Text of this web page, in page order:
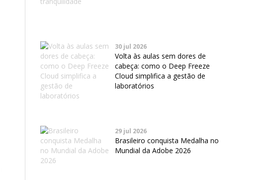
30 jul 2026
Volta às aulas sem dores de
cabeça: como o Deep Freeze
Cloud simplifica a gestão de
laboratórios
29 jul 2026
Brasileiro conquista Medalha no
Mundial da Adobe 2026